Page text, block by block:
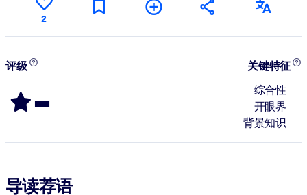
2
评级
-
关键特征
综合性
开眼界
背景知识
导读荐语